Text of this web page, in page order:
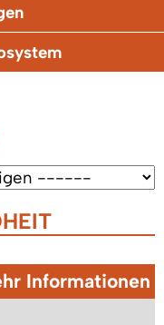
Informationen